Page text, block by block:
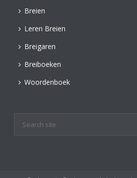
Breien
Leren Breien
Breigaren
Breiboeken
Woordenboek